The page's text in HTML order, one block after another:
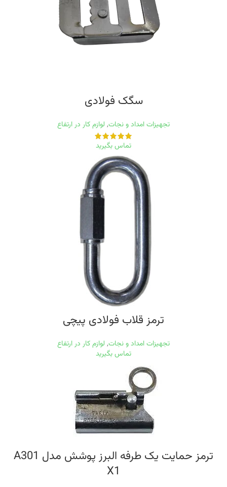
سگک فولادی
تجهیزات امداد و نجات, لوازم کار در ارتفاع
تماس بگیرید
ترمز قلاب فولادی پیچی
تجهیزات امداد و نجات, لوازم کار در ارتفاع
تماس بگیرید
ترمز حمایت یک طرفه البرز پوشش مدل A301
X1